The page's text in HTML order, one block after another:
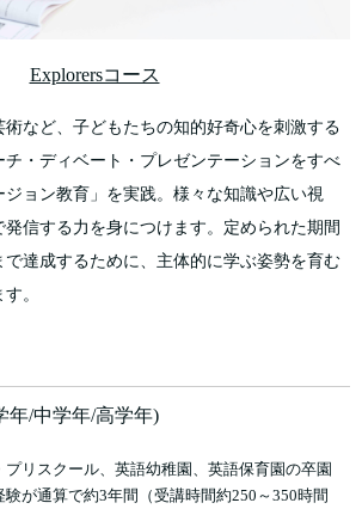
Explorersコース
など、子どもたちの知的好奇心を刺激する
チ・ディベート・プレゼンテーションをすべ
ョン教育」を実践。様々な知識や広い視
信する力を身につけます。定められた期間
で達成するために、主体的に学ぶ姿勢を育む
。
年/中学年/高学年)
プリスクール、英語幼稚園、英語保育園の卒園
が通算で約3年間（受講時間約250～350時間